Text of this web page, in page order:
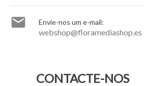
 Envie-nos um e-mail:
webshop@floramediashop.es
CONTACTE-NOS